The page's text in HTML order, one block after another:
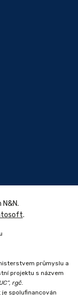
.
průmyslu a
projektu s názvem
rgč.
je spolufinancován